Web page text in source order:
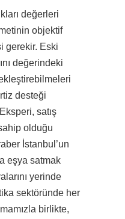
değerleri
objektif
gerekir. Eski
değerindeki
desteği
satış
olduğu
İstanbul’un
eşya satmak
yerinde
sektöründe her
birlikte,